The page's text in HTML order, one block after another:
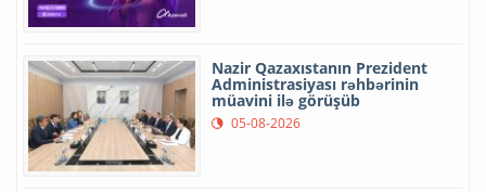
Nazir Qazaxıstanın Prezident
Administrasiyası rəhbərinin
müavini ilə görüşüb
05-08-2026